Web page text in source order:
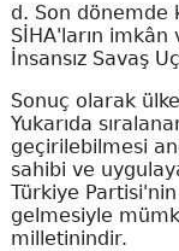
d. Son dönemde
SİHA'ların
İnsansız Savaş
Sonuç olarak
Yukarıda
geçirilebilmesi
sahibi ve
Türkiye
gelmesiyle
milletinindir.